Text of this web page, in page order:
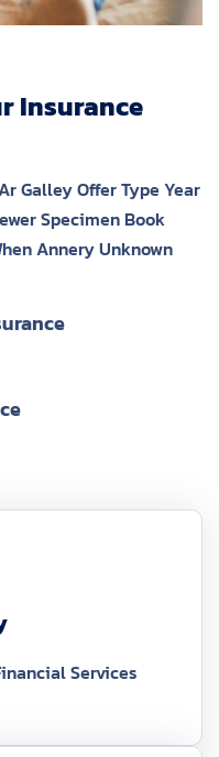
Insurance
Galley Offer Type Year
Specimen Book
Annery Unknown
Services